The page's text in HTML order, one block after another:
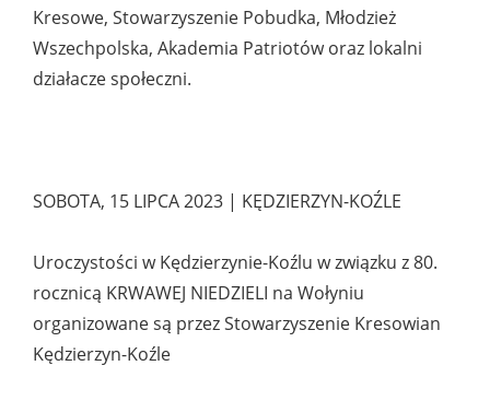
Kresowe, Stowarzyszenie Pobudka, Młodzież
Wszechpolska, Akademia Patriotów oraz lokalni
działacze społeczni.
SOBOTA, 15 LIPCA 2023 | KĘDZIERZYN-KOŹLE
Uroczystości w Kędzierzynie-Koźlu w związku z 80.
rocznicą KRWAWEJ NIEDZIELI na Wołyniu
organizowane są przez Stowarzyszenie Kresowian
Kędzierzyn-Koźle